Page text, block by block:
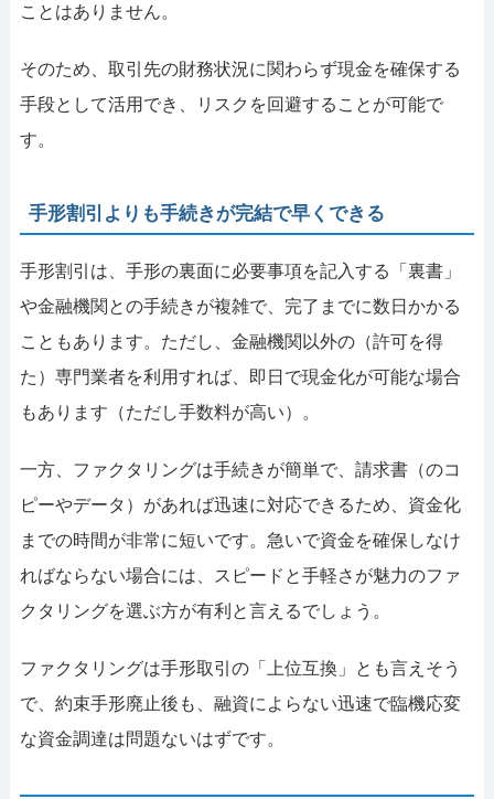
ことはありません。
そのため、取引先の財務状況に関わらず現金を確保する
手段として活用でき、リスクを回避することが可能で
す。
手形割引よりも手続きが完結で早くできる
手形割引は、手形の裏面に必要事項を記入する「裏書」
や金融機関との手続きが複雑で、完了までに数日かかる
こともあります。ただし、金融機関以外の（許可を得
た）専門業者を利用すれば、即日で現金化が可能な場合
もあります（ただし手数料が高い）。
一方、ファクタリングは手続きが簡単で、請求書（のコ
ピーやデータ）があれば迅速に対応できるため、資金化
までの時間が非常に短いです。急いで資金を確保しなけ
ればならない場合には、スピードと手軽さが魅力のファ
クタリングを選ぶ方が有利と言えるでしょう。
ファクタリングは手形取引の「上位互換」とも言えそう
で、約束手形廃止後も、融資によらない迅速で臨機応変
な資金調達は問題ないはずです。